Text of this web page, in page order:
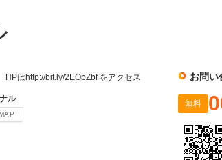
はhttp://bit.ly/2EOpZbf をアクセス
ル
お問い
無料